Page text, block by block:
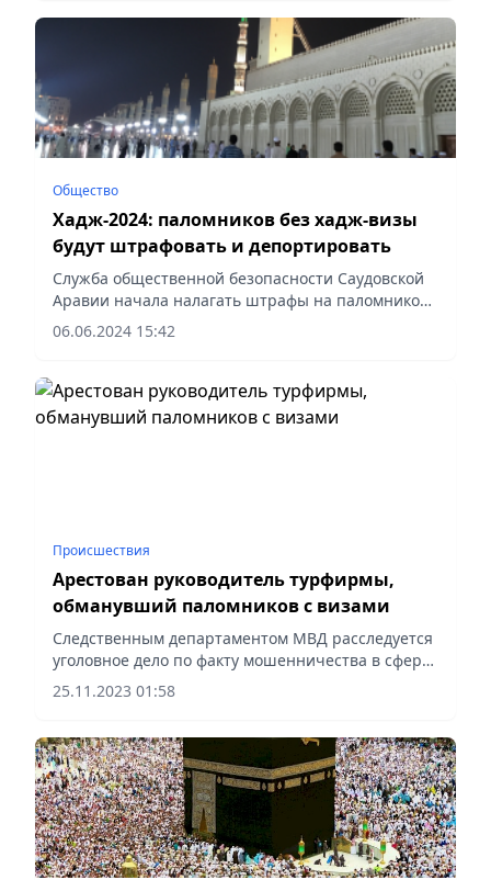
Общество
Хадж-2024: паломников без хадж-визы
будут штрафовать и депортировать
Служба общественной безопасности Саудовской
Аравии начала налагать штрафы на паломников,
нарушающих правила и инструкции хаджа и
совершающих паломничество без разрешения,
06.06.2024 15:42
Происшествия
Арестован руководитель турфирмы,
обманувший паломников с визами
Следственным департаментом МВД расследуется
уголовное дело по факту мошенничества в сфере
организации паломнического туризма, сообщает
пресс-служба ведомства.
25.11.2023 01:58